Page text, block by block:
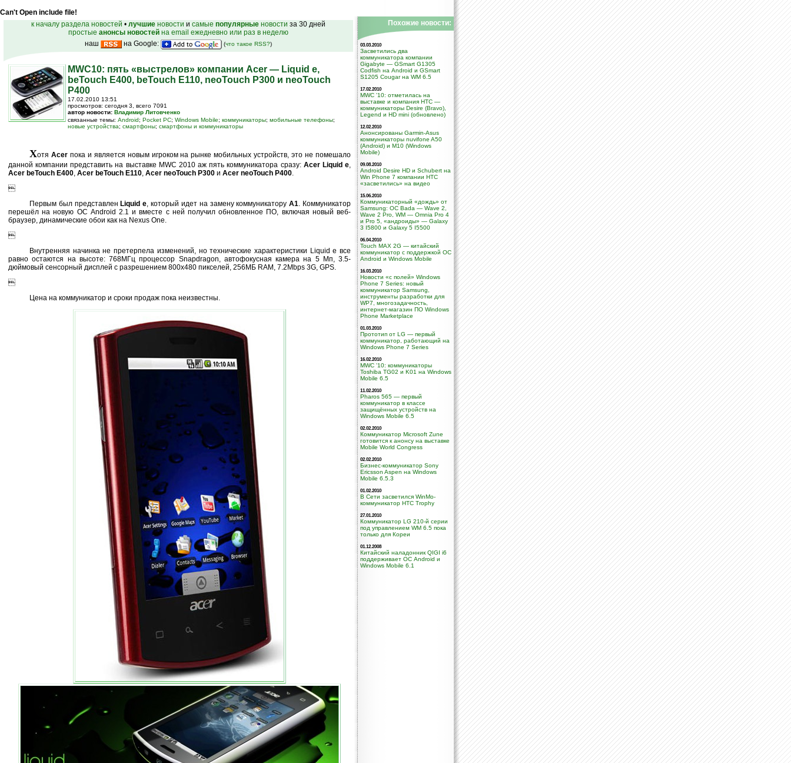
Can't Open include file!
к началу раздела новостей • лучшие новости и самые популярные новости за 30 дней
простые анонсы новостей на email ежедневно или раз в неделю
наш
на Google: (что такое RSS?)
MWC10: пять «выстрелов» компании Acer — Liquid e,
beTouch E400, beTouch E110, neoTouch P300 и neoTouch
P400
17.02.2010 13:51
просмотров: сегодня 3, всего 7091
автор новости: Владимир Литовченко
связанные темы: Android; Pocket PC; Windows Mobile; коммуникаторы; мобильные телефоны;
новые устройства; смартфоны; смартфоны и коммуникаторы
Хотя Acerпока и является новым игроком на рынке мобильных устройств, это не помешало
данной компании представить на выставке MWC 2010 аж пять коммуникатора сразу: Acer Liquid e,
Acer beTouch E400, Acer beTouch E110, Acer neoTouch P300 и Acer neoTouch P400.

Первым был представлен Liquid e, который идет на замену коммуникаторуA1. Коммуникатор
перешёл на новую ОС Android 2.1 и вместе с ней получил обновленное ПО, включая новый веб-
браузер, динамические обои как на Nexus One.

Внутренняя начинка не претерпела изменений, но технические характеристики Liquid e все
равно остаются на высоте: 768МГц процессор Snapdragon, автофокусная камера на 5 Мп, 3.5-
дюймовый сенсорный дисплей с разрешением 800x480 пикселей, 256MБ RAM, 7.2Mbps 3G, GPS.

Цена на коммуникатор и сроки продаж пока неизвестны.
Похожие новости:
03.03.2010
Засветились два
коммуникатора компании
Gigabyte — GSmart G1305
Codfish на Android и GSmart
S1205 Cougar на WM 6.5
17.02.2010
MWC '10: отметилась на
выставке и компания HTC —
коммуникаторы Desire (Bravo),
Legend и HD mini (обновлено)
12.02.2010
Анонсированы Garmin-Asus
коммуникаторы nuvifone A50
(Android) и M10 (Windows
Mobile)
09.08.2010
Android Desire HD и Schubert на
Win Phone 7 компании НТС
«засветились» на видео
15.06.2010
Коммуникаторный «дождь» от
Samsung: ОС Bada — Wave 2,
Wave 2 Pro, WM — Omnia Pro 4
и Pro 5, «андроиды» — Galaxy
3 I5800 и Galaxy 5 I5500
06.04.2010
Touch MAX 2G — китайский
коммуникатор с поддержкой ОС
Android и Windows Mobile
16.03.2010
Новости «с полей» Windows
Phone 7 Series: новый
коммуникатор Samsung,
инструменты разработки для
WP7, многозадачность,
интернет-магазин ПО Windows
Phone Marketplace
01.03.2010
Прототип от LG — первый
коммуникатор, работающий на
Windows Phone 7 Series
16.02.2010
MWC '10: коммуникаторы
Toshiba TG02 и K01 на Windows
Mobile 6.5
11.02.2010
Pharos 565 — первый
коммуникатор в класcе
защищённых устройств на
Windows Mobile 6.5
02.02.2010
Коммуникатор Microsoft Zune
готовится к анонсу на выставке
Mobile World Congress
02.02.2010
Бизнес-коммуникатор Sony
Ericsson Aspen на Windows
Mobile 6.5.3
01.02.2010
В Сети засветился WinMo-
коммуникатор HTC Trophy
27.01.2010
Коммуникатор LG 210-й серии
под управлением WM 6.5 пока
только для Кореи
01.12.2008
Китайский наладонник QIGI i6
поддерживает ОС Android и
Windows Mobile 6.1